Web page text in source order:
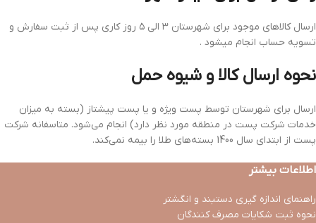
ارسال کالاهای موجود برای شهرستان ۳ الی ۵ روز کاری پس از ثبت سفارش و
تسویه حساب انجام میشود .
نحوه ارسال کالا و شیوه حمل
ارسال برای شهرستان توسط پست ویژه و یا پست پیشتاز (بسته به میزان
خدمات شرکت پست در منطقه مورد نظر دارد) انجام می‌شود. متاسفانه شرکت
پست از ابتدای سال 1400 بسته‌های طلا را بیمه نمی‌کند.
اطلاعات بیشتر
راهنمای اندازه گیری دستبند و انگشتر
نحوه ثبت شكايات مصرف كنندگان